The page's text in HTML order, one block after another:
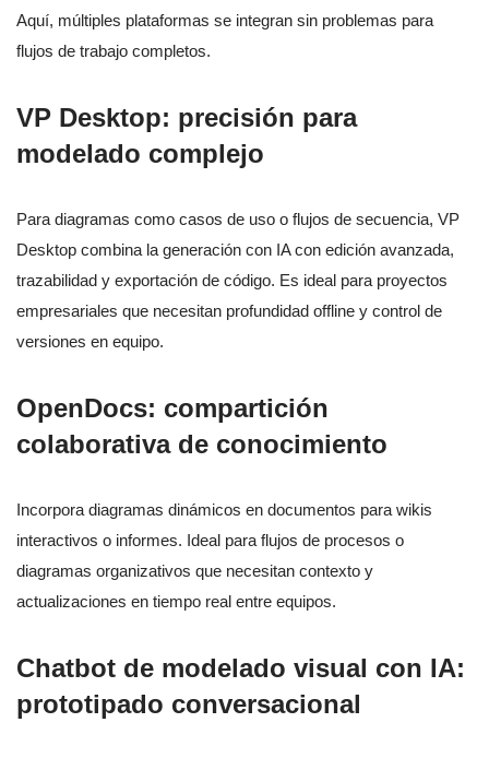
Aquí, múltiples plataformas se integran sin problemas para
flujos de trabajo completos.
VP Desktop: precisión para
modelado complejo
Para diagramas como casos de uso o flujos de secuencia, VP
Desktop combina la generación con IA con edición avanzada,
trazabilidad y exportación de código. Es ideal para proyectos
empresariales que necesitan profundidad offline y control de
versiones en equipo.
OpenDocs: compartición
colaborativa de conocimiento
Incorpora diagramas dinámicos en documentos para wikis
interactivos o informes. Ideal para flujos de procesos o
diagramas organizativos que necesitan contexto y
actualizaciones en tiempo real entre equipos.
Chatbot de modelado visual con IA:
prototipado conversacional